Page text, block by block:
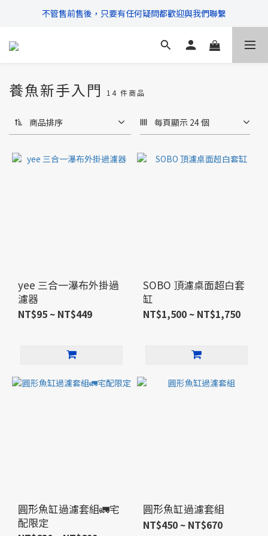
\ 超商滿$399免運!宅配滿$666免運 /
不管售前售後，只要有任何疑問都歡迎與我們聯繫
\ 超商滿$399免運!宅配滿$666免運 /
養魚新手入門 14 件商品
商品排序 每頁顯示 24 個
yee 三合一瀑布外掛過
濾器
NT$95 ~ NT$449
SOBO 頂濾桌面超白套
缸
NT$1,500 ~ NT$1,750
圓形魚缸過濾套組🚛宅
配限定
圓形魚缸過濾套組
NT$450 ~ NT$670